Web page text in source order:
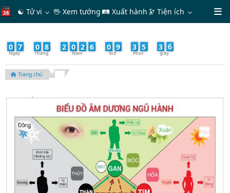
☯ Tử vi 🖖 Xem tướng 🛤 Xuất hành 🔭Tiện ích
0 7 0 8 2 0 2 6 0 9 3 5 3 8
Trang chủ